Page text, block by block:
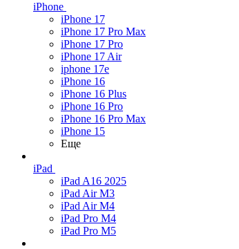
iPhone
iPhone 17
iPhone 17 Pro Max
iPhone 17 Pro
iPhone 17 Air
iphone 17e
iPhone 16
iPhone 16 Plus
iPhone 16 Pro
iPhone 16 Pro Max
iPhone 15
Еще
iPad
iPad A16 2025
iPad Air M3
iPad Air M4
iPad Pro M4
iPad Pro M5